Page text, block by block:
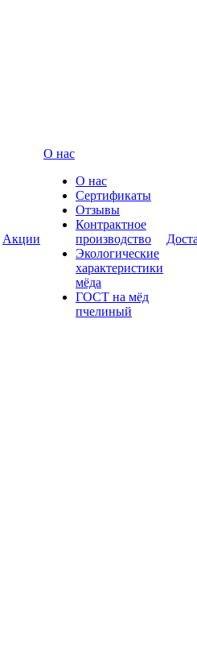
Акции
О нас
О нас
Сертификаты
Отзывы
Контрактное
производство
Экологические
характеристики
мёда
ГОСТ на мёд
пчелиный